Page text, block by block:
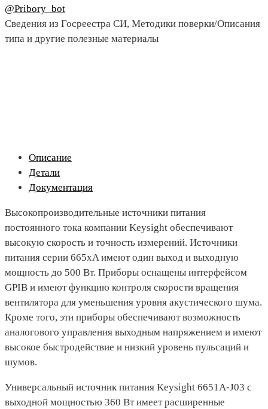
@Pribory_bot
Сведения из Госреестра СИ, Методики поверки/Описания
типа и другие полезные материалы
Описание
Детали
Документация
Высокопроизводительные источники питания
постоянного тока компании Keysight обеспечивают
высокую скорость и точность измерений. Источники
питания серии 665хA имеют один выход и выходную
мощность до 500 Вт. Приборы оснащены интерфейсом
GPIB и имеют функцию контроля скорости вращения
вентилятора для уменьшения уровня акустического шума.
Кроме того, эти приборы обеспечивают возможность
аналогового управления выходным напряжением и имеют
высокое быстродействие и низкий уровень пульсаций и
шумов.
Универсальный источник питания Keysight 6651A-J03 с
выходной мощностью 360 Вт имеет расширенные